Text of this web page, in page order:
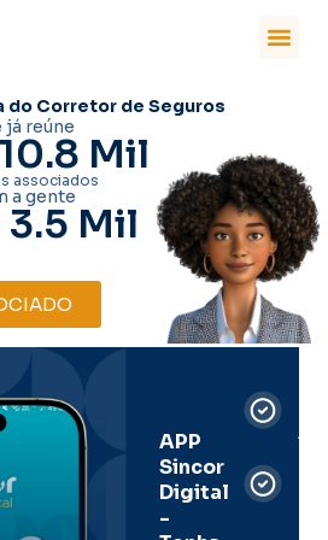
do Corretor de Seguros
já reúne
10.8 Mil
associados
a gente
3.5 Mil
APP
Sincor
Digital
-